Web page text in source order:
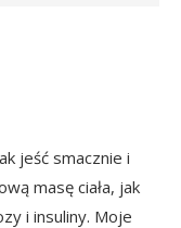
jeść smacznie i
masę ciała, jak
i insuliny. Moje